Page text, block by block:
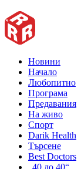
Новини
Начало
Любопитно
Програма
Предавания
На живо
Спорт
Darik Health
Търсене
Best Doctors
„40 до 40“